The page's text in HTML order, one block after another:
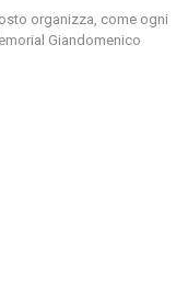
organizza, come ogni
Giandomenico